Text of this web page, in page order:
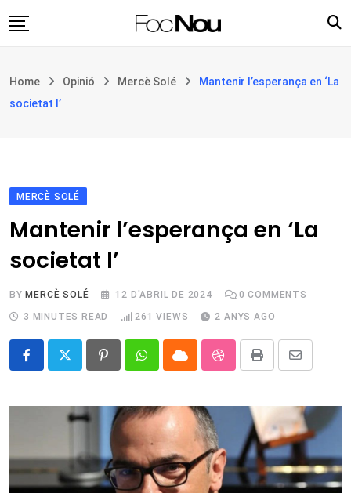
to
Filosofia i teologia
Botiga
Home Opinió Mercè Solé
Mantenir l’esperança en ‘La
societat I’
MERCÈ SOLÉ
Mantenir l’esperança en ‘La
societat I’
BY MERCÈ SOLÉ 12 D'ABRIL DE 2024 0 COMMENTS
3 MINUTES READ
261 VIEWS 2 ANYS AGO
PinterestWhatsappCloud StumbleUpon
Print
Share
Email